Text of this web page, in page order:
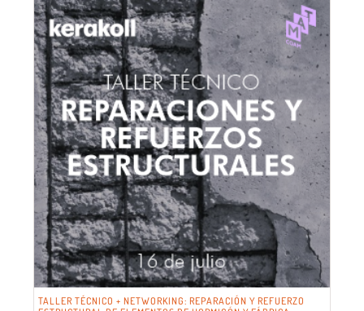
TALLER TÉCNICO + NETWORKING: REPARACIÓN Y REFUERZO